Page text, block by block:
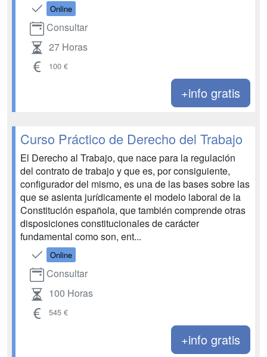
Online
Consultar
27 Horas
100 €
+info gratis
Curso Práctico de Derecho del Trabajo
El Derecho al Trabajo, que nace para la regulación
del contrato de trabajo y que es, por consiguiente,
configurador del mismo, es una de las bases sobre las
que se asienta jurídicamente el modelo laboral de la
Constitución española, que también comprende otras
disposiciones constitucionales de carácter
fundamental como son, ent...
Online
Consultar
100 Horas
545 €
+info gratis